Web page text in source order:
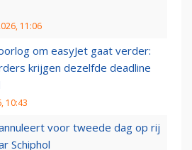
11:06
om easyJet gaat verder:
krijgen dezelfde deadline
10:43
voor tweede dag op rij
Schiphol